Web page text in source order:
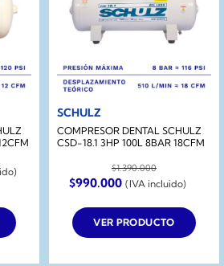
SCHULZ
COMPRESOR DENTAL SCHULZ
CSD-18.1 3HP 100L 8BAR 18CFM
$1.390.000
El
precio
original
era:
$1.390.000.
$990.000El
precio
actual
es:
$990.000.
(IVA incluido)
VER PRODUCTO